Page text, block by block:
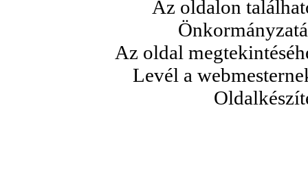
Az oldalon
Az oldal
Levél a